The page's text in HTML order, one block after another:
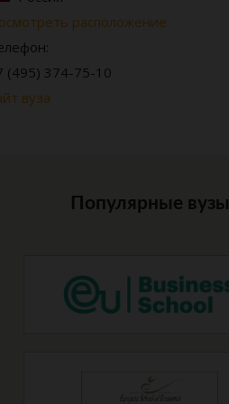
расположение
(495) 374-75-10
вуза
Популярные вузы